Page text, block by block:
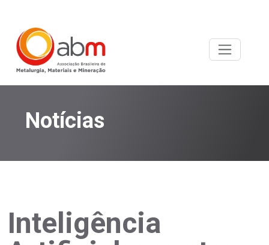
Notícias
Inteligência